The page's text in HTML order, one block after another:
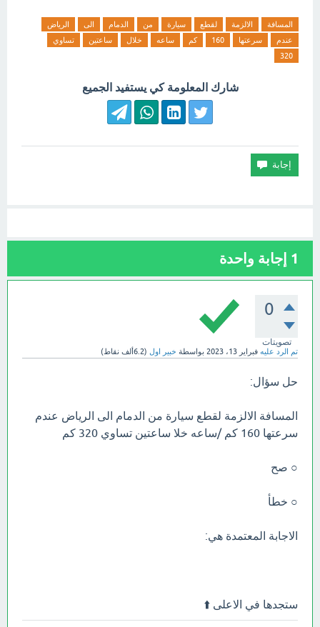
المسافة الالزمة لقطع سيارة من الدمام الى
الرياض
عندم
سرعتها 160 كم ساعه خلال ساعتين
تساوي
320
شارك المعلومة كي يستفيد الجميع
1 إجابة واحدة
0
تصويتات
تم الرد عليه فبراير 13، 2023 بواسطة خبير اول (6.2ألف نقاط)
حل سؤال:
المسافة الالزمة لقطع سيارة من الدمام الى الرياض عندم
سرعتها 160 كم /ساعه خلا ساعتين تساوي 320 كم
○ صح
○ خطأ
الاجابة المعتمدة هي:
ستجدها في الاعلى ⬆️